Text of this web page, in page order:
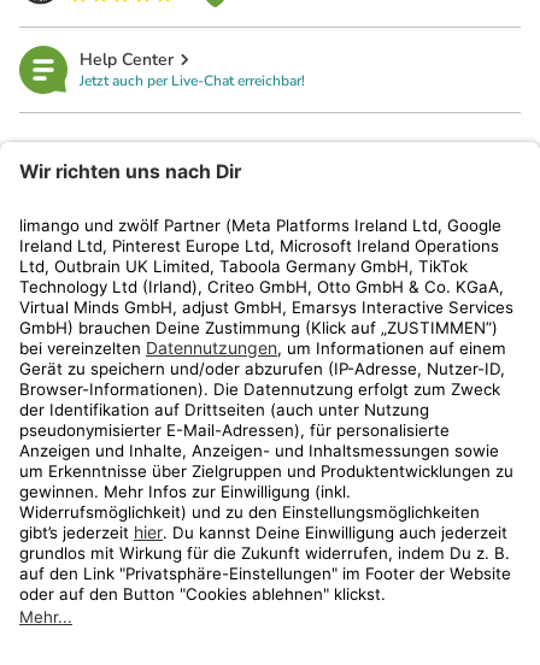
Help Center
Jetzt auch per Live-Chat erreichbar!
Kundenservice
Shop
Aktionen
Travel